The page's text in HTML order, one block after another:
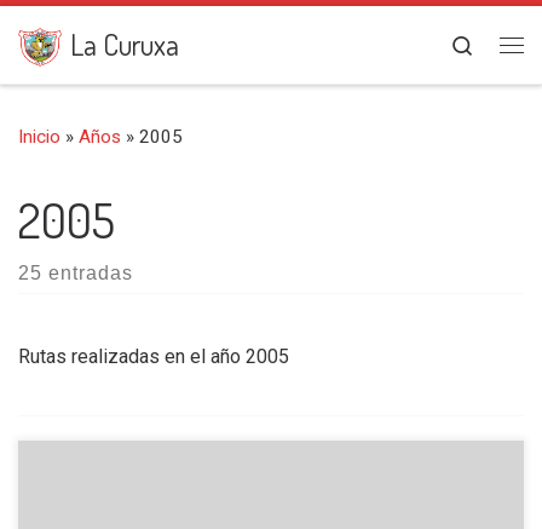
Saltar al contenido
La Curuxa
Search
Inicio » Años » 2005
2005
25 entradas
Rutas realizadas en el año 2005